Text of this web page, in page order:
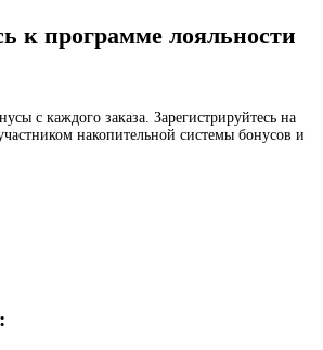
к программе лояльности
с каждого заказа. Зарегистрируйтесь на
накопительной системы бонусов и